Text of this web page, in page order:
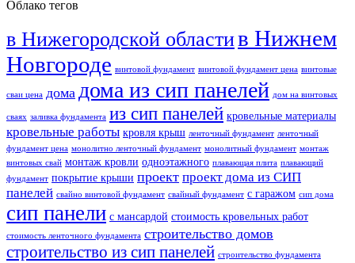
Облако тегов
в Нижегородской областив Нижнем
Новгороде винтовой фундамент винтовой фундамент цена винтовые
сваи цена дома дома из сип панелей дом на винтовых
сваях заливка фундамента из сип панелей кровельные материалы
кровельные работы кровля крыш ленточный фундамент ленточный
фундамент цена монолитно ленточный фундамент монолитный фундамент монтаж
винтовых свай монтаж кровли одноэтажного плавающая плита плавающий
фундамент покрытие крыши проект проект дома из СИП
панелей свайно винтовой фундамент свайный фундамент с гаражом сип дома
сип панели с мансардой стоимость кровельных работ
стоимость ленточного фундамента строительство домов
строительство из сип панелей строительство фундамента